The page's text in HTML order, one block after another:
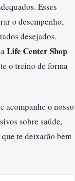
Esses
o desempenho,
desejados.
Life Center Shop
o treino de forma
acompanhe o nosso
sobre saúde,
te deixarão bem